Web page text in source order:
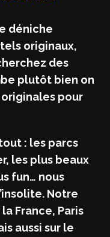
déniche
originaux,
des
plutôt bien on
pour
: les parcs
les plus beaux
fun… nous
Notre
France, Paris
aussi sur le